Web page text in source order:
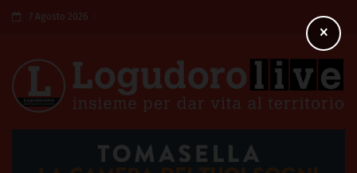
7 Agosto 2026
×